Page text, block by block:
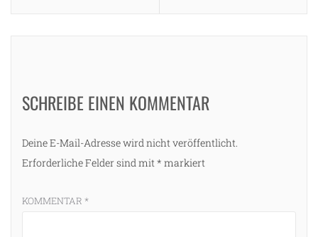
SCHREIBE EINEN KOMMENTAR
Deine E-Mail-Adresse wird nicht veröffentlicht.
Erforderliche Felder sind mit * markiert
KOMMENTAR *